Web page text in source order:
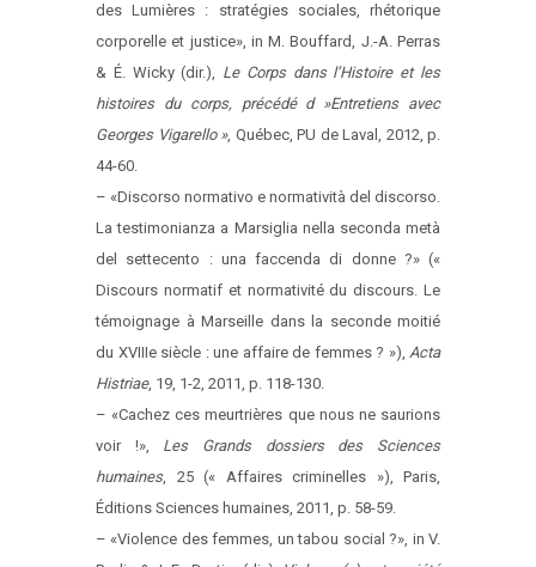
des Lumières : stratégies sociales, rhétorique
corporelle et justice», in M. Bouffard, J.-A. Perras
& É. Wicky (dir.), Le Corps dans l’Histoire et les
histoires du corps, précédé d »Entretiens avec
Georges Vigarello », Québec, PU de Laval, 2012, p.
44-60.
– «Discorso normativo e normatività del discorso.
La testimonianza a Marsiglia nella seconda metà
del settecento : una faccenda di donne ?» («
Discours normatif et normativité du discours. Le
témoignage à Marseille dans la seconde moitié
du XVIIIe siècle : une affaire de femmes ? »), Acta
Histriae, 19, 1-2, 2011, p. 118-130.
– «Cachez ces meurtrières que nous ne saurions
voir !», Les Grands dossiers des Sciences
humaines, 25 (« Affaires criminelles »), Paris,
Éditions Sciences humaines, 2011, p. 58-59.
– «Violence des femmes, un tabou social ?», in V.